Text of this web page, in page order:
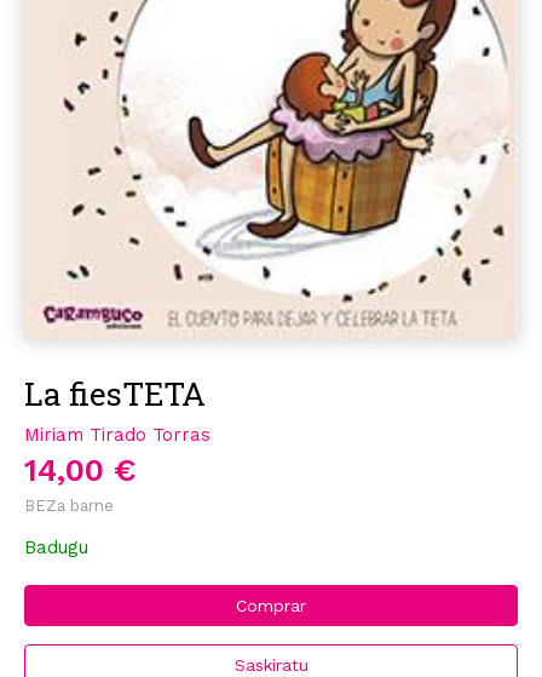
La fiesTETA
Miriam Tirado Torras
14,00 €
BEZa barne
Badugu
Comprar
Saskiratu